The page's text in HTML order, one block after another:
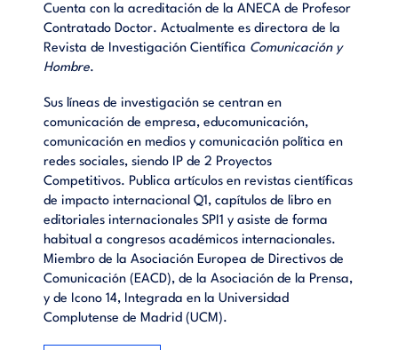
Cuenta con la acreditación de la ANECA de Profesor
Contratado Doctor. Actualmente es directora de la
Revista de Investigación Científica Comunicación y
Hombre.
Sus líneas de investigación se centran en
comunicación de empresa, educomunicación,
comunicación en medios y comunicación política en
redes sociales, siendo IP de 2 Proyectos
Competitivos. Publica artículos en revistas científicas
de impacto internacional Q1, capítulos de libro en
editoriales internacionales SPI1 y asiste de forma
habitual a congresos académicos internacionales.
Miembro de la Asociación Europea de Directivos de
Comunicación (EACD), de la Asociación de la Prensa,
y de Icono 14, Integrada en la Universidad
Complutense de Madrid (UCM).